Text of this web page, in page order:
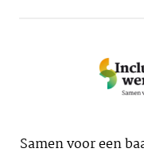
Samen voor een